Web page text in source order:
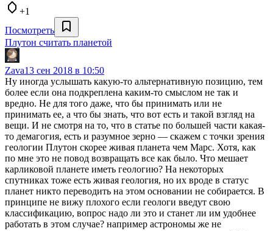
+1
Посмотреть
Плутон считать планетой
Zava13 сен 2018 в 10:50
Ну иногда услышать какую-то альтернативную позицию, тем
более если она подкреплена каким-то смыслом не так и
вредно. Не для того даже, что бы принимать или не
принимать ее, а что бы знать, что вот есть и такой взгляд на
вещи. И не смотря на то, что в статье по большей части какая-
то демагогия, есть и разумное зерно — скажем с точки зрения
геологии Плутон скорее живая планета чем Марс. Хотя, как
по мне это не повод возвращать все как было. Что мешает
карликовой планете иметь геологию? На некоторых
спутниках тоже есть живая геология, но их вроде в статус
планет никто переводить на этом основании не собирается. В
принципе не вижу плохого если геологи введут свою
классификацию, вопрос надо ли это и станет ли им удобнее
работать в этом случае? например астрономы же не